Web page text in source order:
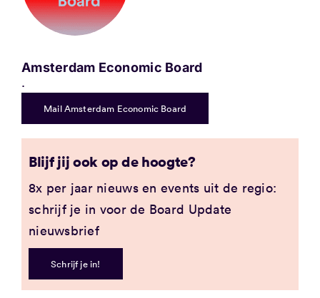
Amsterdam Economic Board
.
Mail Amsterdam Economic Board
Blijf jij ook op de hoogte?
8x per jaar nieuws en events uit de regio:
schrijf je in voor de Board Update
nieuwsbrief
Schrijf je in!